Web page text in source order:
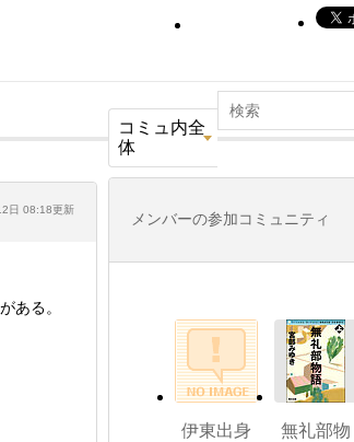
コミュ内全
体
日 08:18更新
ある。
メンバーの参加コミュニティ
伊東出身
無礼部物